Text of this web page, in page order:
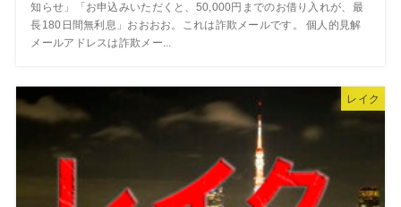
知らせ」「お申込みいただくと、50,000円までのお借り⼊れが、最
⻑180⽇間無利息」おおおお。これは詐欺メールです。 個人的見解
メールアドレスは詐欺メー...
レイク